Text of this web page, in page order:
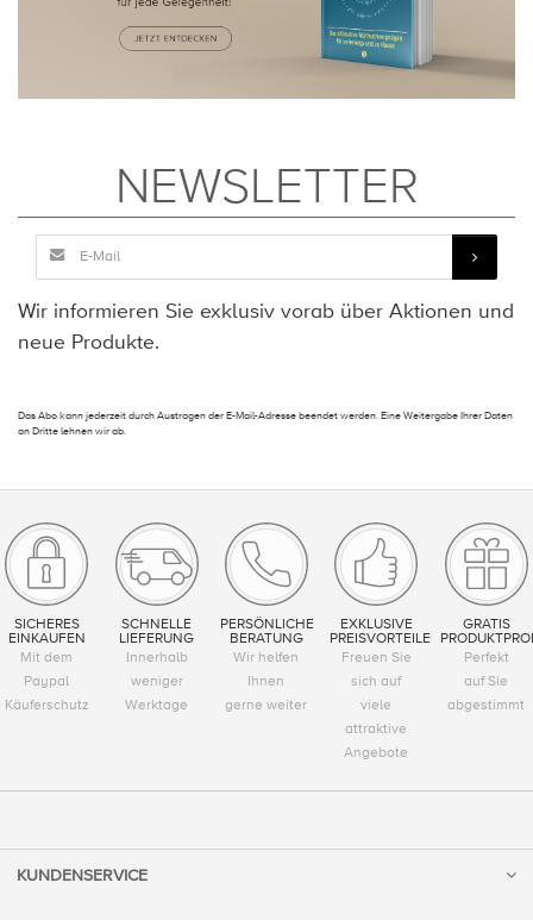
NEWSLETTER
Wir informieren Sie exklusiv vorab über Aktionen und
neue Produkte.
Das Abo kann jederzeit durch Austragen der E-Mail-Adresse beendet werden. Eine Weitergabe Ihrer Daten
an Dritte lehnen wir ab.
SICHERES
EINKAUFEN
Mit dem
Paypal
Käuferschutz
SCHNELLE
LIEFERUNG
Innerhalb
weniger
Werktage
PERSÖNLICHE
BERATUNG
Wir helfen
Ihnen
gerne weiter
EXKLUSIVE
PREISVORTEILE
Freuen Sie
sich auf
viele
attraktive
Angebote
GRATIS
Perfekt
auf Sie
abgestimmt
KUNDENSERVICE